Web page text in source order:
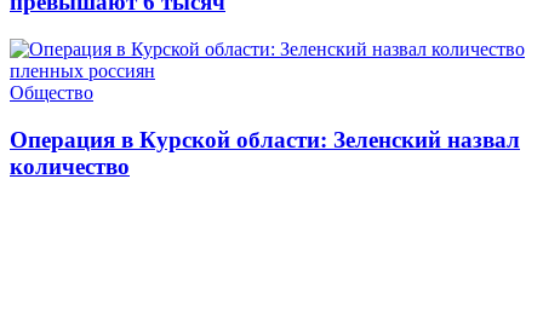
Общество
Операция в Курской области: Зеленский назвал
количество